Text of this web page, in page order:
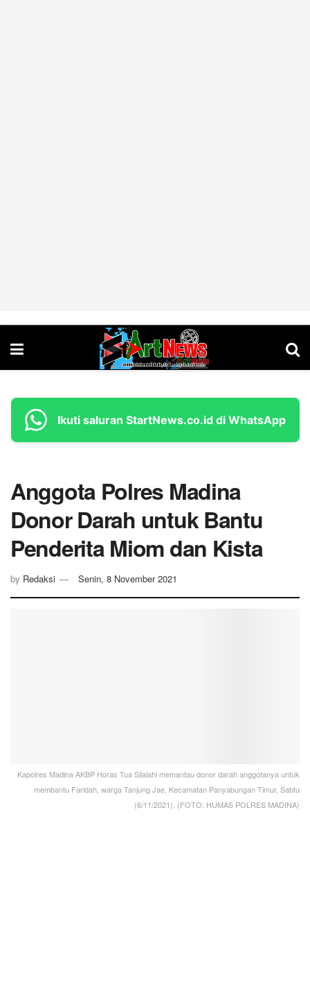
Ikuti saluran StartNews.co.id di WhatsApp
Anggota Polres Madina
Donor Darah untuk Bantu
Penderita Miom dan Kista
by Redaksi Senin, 8 November 2021
Kapolres Madina AKBP Horas Tua Silalahi memantau donor darah anggotanya untuk
membantu Faridah, warga Tanjung Jae, Kecamatan Panyabungan Timur, Sabtu
(6/11/2021). (FOTO: HUMAS POLRES MADINA)